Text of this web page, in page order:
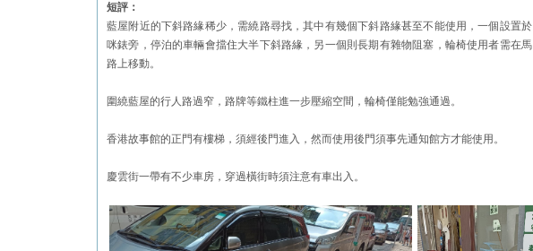
短評：
藍屋附近的下斜路緣稀少，需繞路尋找，其中有幾個下斜路緣甚至不能使用，一個設置於
咪錶旁，停泊的車輛會擋住大半下斜路緣，另一個則長期有雜物阻塞，輪椅使用者需在馬
路上移動。
圍繞藍屋的行人路過窄，路牌等鐵柱進一步壓縮空間，輪椅僅能勉強通過。
香港故事館的正門有樓梯，須經後門進入，然而使用後門須事先通知館方才能使用。
慶雲街一帶有不少車房，穿過橫街時須注意有車出入。